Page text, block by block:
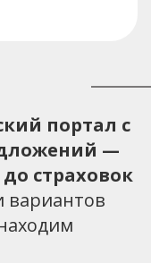
портал с
—
страховок
вариантов